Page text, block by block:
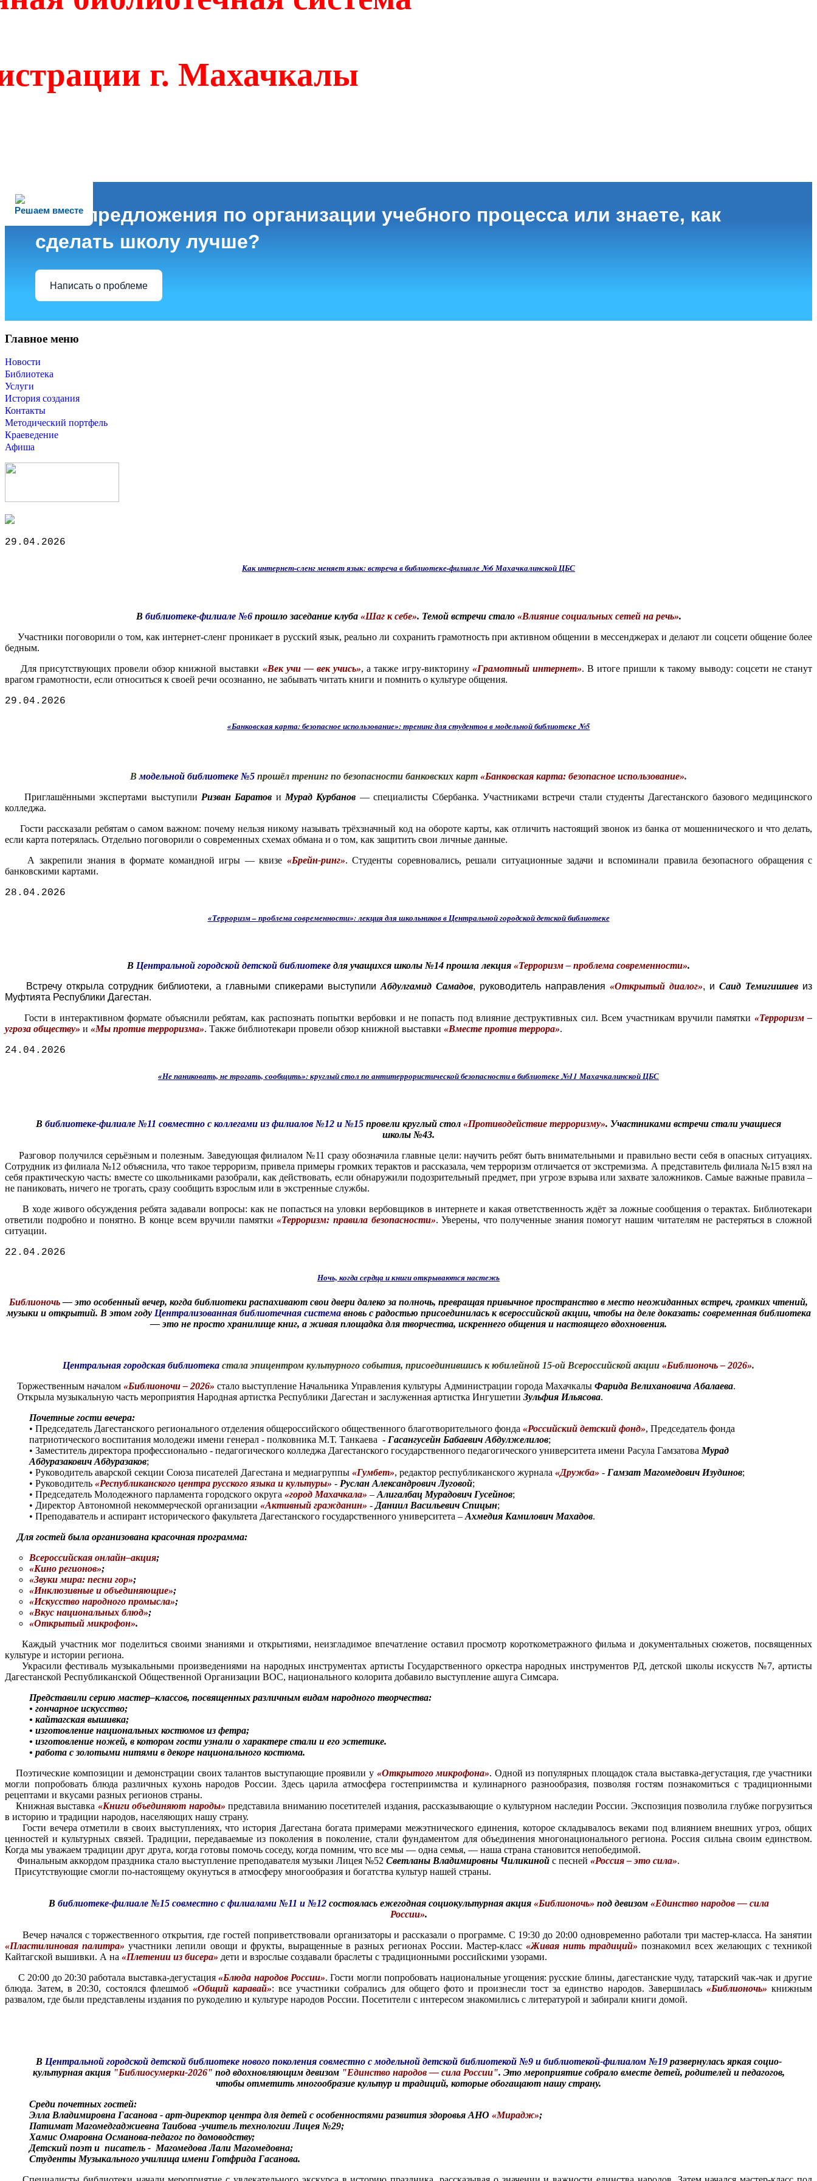
г. Махачкалы
Решаем вместе
Есть предложения по организации учебного процесса или знаете, как
сделать школу лучше?
Написать о проблеме
Главное меню
Новости
Библиотека
Услуги
История создания
Контакты
Методический портфель
Краеведение
Афиша
29.04.2026
Как интернет-сленг меняет язык: встреча в библиотеке-филиале №6 Махачкалинской ЦБС
В библиотеке-филиале №6прошло заседание клуба «Шаг к себе». Темой встречи стало«Влияние социальных сетей на речь».
Участники поговорили о том, как интернет-сленг проникает в русский язык, реально ли сохранить грамотность при активном общении в мессенджерах и делают ли соцсети общение более
бедным.
Для присутствующих провели обзор книжной выставки «Век учи — век учись», а также игру-викторину «Грамотный интернет». В итоге пришли к такому выводу: соцсети не станут
врагом грамотности, если относиться к своей речи осознанно, не забывать читать книги и помнить о культуре общения.
29.04.2026
«Банковская карта: безопасное использование»: тренинг для студентов в модельной библиотеке №5
В модельной библиотеке №5 прошёл тренинг по безопасности банковских карт «Банковская карта: безопасное использование».
Приглашёнными экспертами выступили Ризван Баратов и Мурад Курбанов — специалисты Сбербанка. Участниками встречи стали студенты Дагестанского базового медицинского
колледжа.
Гости рассказали ребятам о самом важном: почему нельзя никому называть трёхзначный код на обороте карты, как отличить настоящий звонок из банка от мошеннического и что делать,
если карта потерялась. Отдельно поговорили о современных схемах обмана и о том, как защитить свои личные данные.
А закрепили знания в формате командной игры — квизе «Брейн-ринг». Студенты соревновались, решали ситуационные задачи и вспоминали правила безопасного обращения с
банковскими картами.
28.04.2026
«Терроризм – проблема современности»: лекция для школьников в Центральной городской детской библиотеке
В Центральной городской детской библиотеке для учащихся школы №14 прошла лекция «Терроризм – проблема современности».
Встречу открыла сотрудник библиотеки, а главными спикерами выступилиАбдулгамид Самадов, руководитель направления «Открытый диалог», и Саид Темигишиев из
Муфтията Республики Дагестан.
Гости в интерактивном формате объяснили ребятам, как распознать попытки вербовки и не попасть под влияние деструктивных сил. Всем участникам вручили памятки «Терроризм –
угроза обществу» и «Мы против терроризма». Также библиотекари провели обзор книжной выставки «Вместе против террора».
24.04.2026
«Не паниковать, не трогать, сообщить»: круглый стол по антитеррористической безопасности в библиотеке №11 Махачкалинской ЦБС
В библиотеке-филиале №11 совместно с коллегами из филиалов №12 и №15 провели круглый стол «Противодействие терроризму». Участниками встречи стали учащиеся
школы №43.
Разговор получился серьёзным и полезным. Заведующая филиалом №11 сразу обозначила главные цели: научить ребят быть внимательными и правильно вести себя в опасных ситуациях.
Сотрудник из филиала №12 объяснила, что такое терроризм, привела примеры громких терактов и рассказала, чем терроризм отличается от экстремизма. А представитель филиала №15 взял на
себя практическую часть: вместе со школьниками разобрали, как действовать, если обнаружили подозрительный предмет, при угрозе взрыва или захвате заложников. Самые важные правила –
не паниковать, ничего не трогать, сразу сообщить взрослым или в экстренные службы.
В ходе живого обсуждения ребята задавали вопросы: как не попасться на уловки вербовщиков в интернете и какая ответственность ждёт за ложные сообщения о терактах. Библиотекари
ответили подробно и понятно. В конце всем вручили памятки«Терроризм: правила безопасности». Уверены, что полученные знания помогут нашим читателям не растеряться в сложной
ситуации.
22.04.2026
Ночь, когда сердца и книги открываются настежь
Библионочь— это особенный вечер, когда библиотеки распахивают свои двери далеко за полночь, превращая привычное пространство в место неожиданных встреч, громких чтений,
музыки и открытий. В этом году Централизованная библиотечная системавновь с радостью присоединилась к всероссийской акции, чтобы на деле доказать: современная библиотека
— это не просто хранилище книг, а живая площадка для творчества, искреннего общения и настоящего вдохновения.
Центральная городская библиотека стала эпицентром культурного события, присоединившись к юбилейной 15-ой Всероссийской акции «Библионочь – 2026».
Торжественным началом «Библионочи – 2026» стало выступление Начальника Управления культуры Администрации города Махачкалы Фарида Велихановича Абалаева.
Открыла музыкальную часть мероприятия Народная артистка Республики Дагестан и заслуженная артистка Ингушетии Зульфия Ильясова.
Почетные гости вечера:
• Председатель Дагестанского регионального отделения общероссийского общественного благотворительного фонда «Российский детский фонд», Председатель фонда
патриотического воспитания молодежи имени генерал - полковника М.Т. Танкаева - Гасангусейн Бабаевич Абдулжелилов;
• Заместитель директора профессионально - педагогического колледжа Дагестанского государственного педагогического университета имени Расула Гамзатова Мурад
Абдуразакович Абдуразаков;
• Руководитель аварской секции Союза писателей Дагестана и медиагруппы «Гумбет», редактор республиканского журнала «Дружба» - Гамзат Магомедович Изудинов;
• Руководитель «Республиканского центра русского языка и культуры» - Руслан Александрович Луговой;
• Председатель Молодежного парламента городского округа «город Махачкала» – Алигалбац Мурадович Гусейнов;
• Директор Автономной некоммерческой организации «Активный гражданин» - Даниил Васильевич Спицын;
• Преподаватель и аспирант исторического факультета Дагестанского государственного университета – Ахмедия Камилович Махадов.
Для гостей была организована красочная программа:
Всероссийская онлайн–акция;
«Кино регионов»;
«Звуки мира: песни гор»;
«Инклюзивные и объединяющие»;
«Искусство народного промысла»;
«Вкус национальных блюд»;
«Открытый микрофон».
Каждый участник мог поделиться своими знаниями и открытиями, неизгладимое впечатление оставил просмотр короткометражного фильма и документальных сюжетов, посвященных
культуре и истории региона.
Украсили фестиваль музыкальными произведениями на народных инструментах артисты Государственного оркестра народных инструментов РД, детской школы искусств №7, артисты
Дагестанской Республиканской Общественной Организации ВОС, национального колорита добавило выступление ашуга Симсара.
Представили серию мастер–классов, посвященных различным видам народного творчества:
• гончарное искусство;
• кайтагская вышивка;
• изготовление национальных костюмов из фетра;
• изготовление ножей, в котором гости узнали о характере стали и его эстетике.
• работа с золотыми нитями в декоре национального костюма.
Поэтические композиции и демонстрации своих талантов выступающие проявили у «Открытого микрофона». Одной из популярных площадок стала выставка-дегустация, где участники
могли попробовать блюда различных кухонь народов России. Здесь царила атмосфера гостеприимства и кулинарного разнообразия, позволяя гостям познакомиться с традиционными
рецептами и вкусами разных регионов страны.
Книжная выставка «Книги объединяют народы» представила вниманию посетителей издания, рассказывающие о культурном наследии России. Экспозиция позволила глубже погрузиться
в историю и традиции народов, населяющих нашу страну.
Гости вечера отметили в своих выступлениях, что история Дагестана богата примерами межэтнического единения, которое складывалось веками под влиянием внешних угроз, общих
ценностей и культурных связей. Традиции, передаваемые из поколения в поколение, стали фундаментом для объединения многонационального региона. Россия сильна своим единством.
Когда мы уважаем традиции друг друга, когда готовы помочь соседу, когда помним, что все мы — одна семья, — наша страна становится непобедимой.
Финальным аккордом праздника стало выступление преподавателя музыки Лицея №52 Светланы Владимировны Чиликиной с песней «Россия – это сила».
Присутствующие смогли по-настоящему окунуться в атмосферу многообразия и богатства культур нашей страны.
В библиотеке-филиале №15 совместно с филиалами №11 и №12состоялась ежегодная социокультурная акция «Библионочь» под девизом«Единство народов — сила
России».
Вечер начался с торжественного открытия, где гостей поприветствовали организаторы и рассказали о программе. С 19:30 до 20:00 одновременно работали три мастер-класса. На занятии
«Пластилиновая палитра» участники лепили овощи и фрукты, выращенные в разных регионах России. Мастер-класс «Живая нить традиций» познакомил всех желающих с техникой
Кайтагской вышивки. А на «Плетении из бисера» дети и взрослые создавали браслеты с традиционными российскими узорами.
С 20:00 до 20:30 работала выставка-дегустация«Блюда народов России». Гости могли попробовать национальные угощения: русские блины, дагестанские чуду, татарский чак-чак и другие
блюда. Затем, в 20:30, состоялся флешмоб«Общий каравай»: все участники собрались для общего фото и произнесли тост за единство народов. Завершилась «Библионочь» книжным
развалом, где были представлены издания по рукоделию и культуре народов России. Посетители с интересом знакомились с литературой и забирали книги домой.
В Центральной городской детской библиотеке нового поколения совместно с модельной детской библиотекой №9 и библиотекой-филиалом №19развернулась яркая социо-
культурная акция "Библиосумерки-2026" под вдохновляющим девизом "Единство народов — сила России". Это мероприятие собрало вместе детей, родителей и педагогов,
чтобы отметить многообразие культур и традиций, которые обогащают нашу страну.
Среди почетных гостей:
Элла Владимировна Гасанова - арт-директор центра для детей с особенностями развития здоровья АНО «Мирадж»;
Патимат Магомедгаджиевна Таибова -учитель технологии Лицея №29;
Хамис Омаровна Османова-педагог по домоводству;
Детский поэт и писатель - Магомедова Лали Магомедовна;
Студенты Музыкального училища имени Готфрида Гасанова.